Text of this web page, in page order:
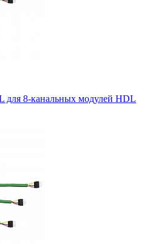
для 8-канальных модулей HDL